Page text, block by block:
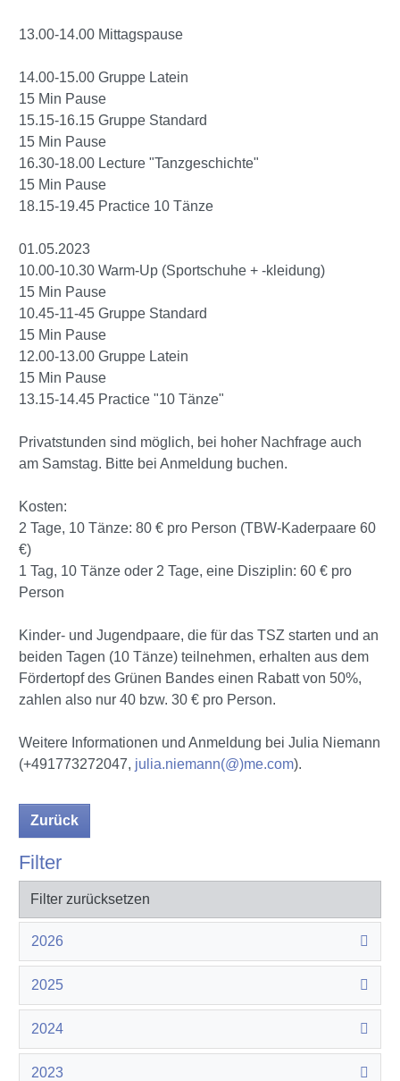
13.00-14.00 Mittagspause
14.00-15.00 Gruppe Latein
15 Min Pause
15.15-16.15 Gruppe Standard
15 Min Pause
16.30-18.00 Lecture "Tanzgeschichte"
15 Min Pause
18.15-19.45 Practice 10 Tänze
01.05.2023
10.00-10.30 Warm-Up (Sportschuhe + -kleidung)
15 Min Pause
10.45-11-45 Gruppe Standard
15 Min Pause
12.00-13.00 Gruppe Latein
15 Min Pause
13.15-14.45 Practice "10 Tänze"
Privatstunden sind möglich, bei hoher Nachfrage auch
am Samstag. Bitte bei Anmeldung buchen.
Kosten:
2 Tage, 10 Tänze: 80 € pro Person (TBW-Kaderpaare 60
€)
1 Tag, 10 Tänze oder 2 Tage, eine Disziplin: 60 € pro
Person
Kinder- und Jugendpaare, die für das TSZ starten und an
beiden Tagen (10 Tänze) teilnehmen, erhalten aus dem
Fördertopf des Grünen Bandes einen Rabatt von 50%,
zahlen also nur 40 bzw. 30 € pro Person.
Weitere Informationen und Anmeldung bei Julia Niemann
(+491773272047, julia.niemann(@)me.com).
Zurück
Filter
Filter zurücksetzen
2026
2025
2024
2023